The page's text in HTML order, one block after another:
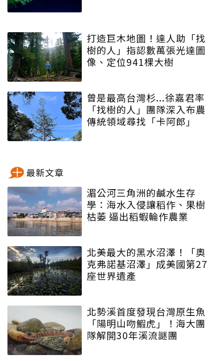
打造巨木地圖！達人助「找
樹的人」指認數萬張光達圖
像、定位941棵大樹
曾是最高台灣杉...徐嘉君率
「找樹的人」團隊深入布農
傳統領域尋找「卡阿郎」
最新文章
湄公河三角洲的鹹水生存
學：海水入侵讓稻作、果樹
枯萎 逼出稻蝦輪作農業
北美最大的黑水沼澤！「奧
克弗諾基沼澤」成美國第27
座世界遺產
北勢溪首度發現台灣原生魚
「陽明山吻鰕虎」！海大團
隊解開30年溪流謎團